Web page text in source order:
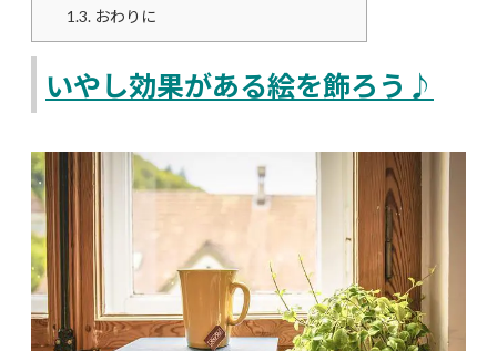
1.3. おわりに
いやし効果がある絵を飾ろう♪